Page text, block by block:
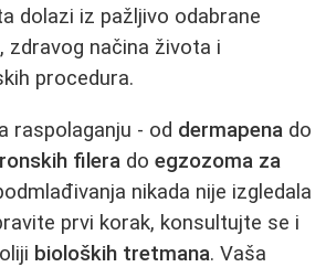
dolazi iz pažljivo odabrane
zdravog načina života i
procedura.
raspolaganju - od dermapena do
filera do egzozoma za
nikada nije izgledala
prvi korak, konsultujte se i
bioloških tretmana. Vaša